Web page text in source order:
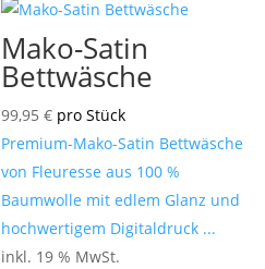
Mako-Satin
Bettwäsche
99,95 € pro Stück
Premium-Mako-Satin Bettwäsche
von Fleuresse aus 100 %
Baumwolle mit edlem Glanz und
hochwertigem Digitaldruck ...
inkl. 19 % MwSt.